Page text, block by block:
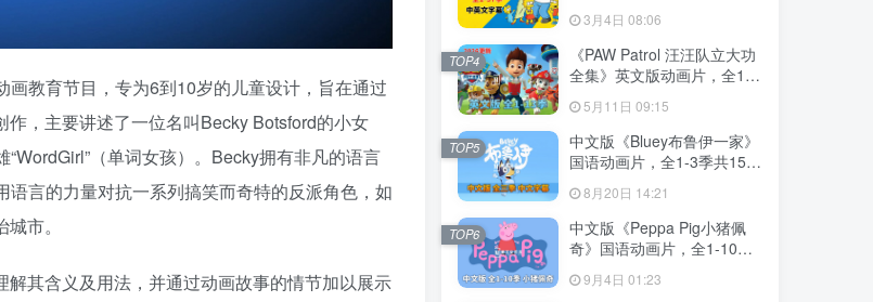
画教育节目，专为6到10岁的儿童设计，旨在通过
，主要讲述了一位名叫Becky Botsford的小女
（单词女孩）。Becky拥有非凡的语言
言的力量对抗一系列搞笑而奇特的反派角色，如
市。
其含义及用法，并通过动画故事的情节加以展示
度网盘下载！
3月4日 08:06
《PAW Patrol 汪汪队立大功
全集》英文版动画片，全1-
视频带英文字幕，带配套音
频MP3，百度网盘下载！
5月11日 09:15
TOP4
中文版《Bluey布鲁伊一家》
国语动画片，全1-3季共156
字幕，百度网盘下载！
8月20日 14:21
TOP5
中文版《Peppa Pig小猪佩
奇》国语动画片，全1-10季
百度网盘下载！
9月4日 01:23
TOP6